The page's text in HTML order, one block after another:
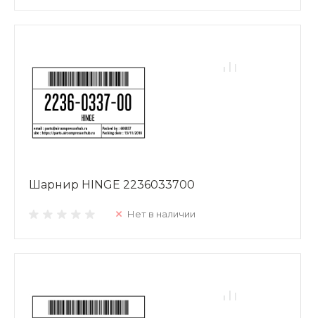
Шарнир HINGE 2236033700
Нет в наличии